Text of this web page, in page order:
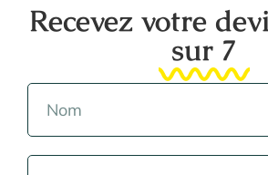
Recevez votre
sur 7